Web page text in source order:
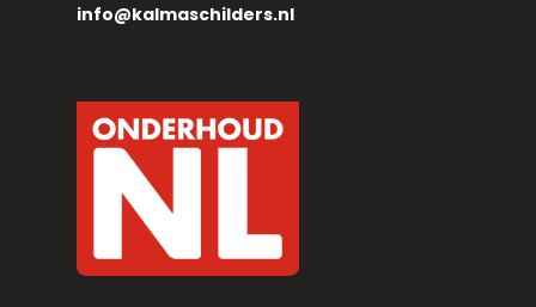
info@kalmaschilders.nl